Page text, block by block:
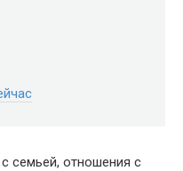
семьей, отношения с